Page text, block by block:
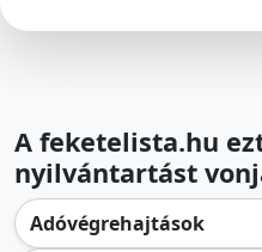
A feketelista.hu
nyilvántartást
Adóvégrehajtások